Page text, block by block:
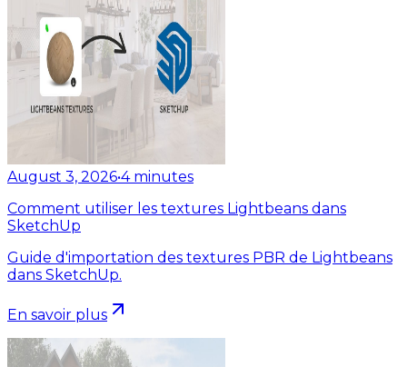
August 3, 2026•4 minutes
Comment utiliser les textures Lightbeans dans
SketchUp
Guide d'importation des textures PBR de Lightbeans
dans SketchUp.
En savoir plus